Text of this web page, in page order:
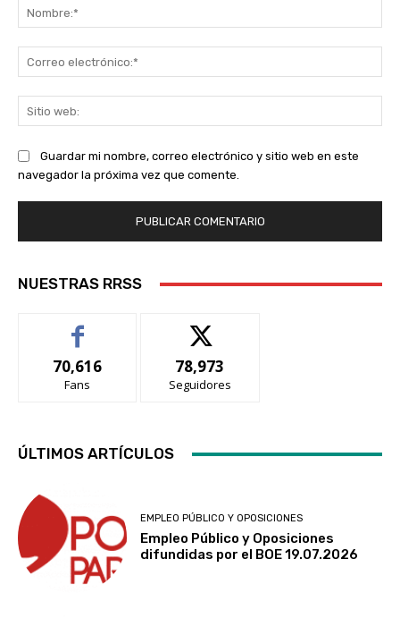
Guardar mi nombre, correo electrónico y sitio web en este
navegador la próxima vez que comente.
NUESTRAS RRSS
70,616
Fans
78,973
Seguidores
ÚLTIMOS ARTÍCULOS
EMPLEO PÚBLICO Y OPOSICIONES
Empleo Público y Oposiciones
difundidas por el BOE 19.07.2026